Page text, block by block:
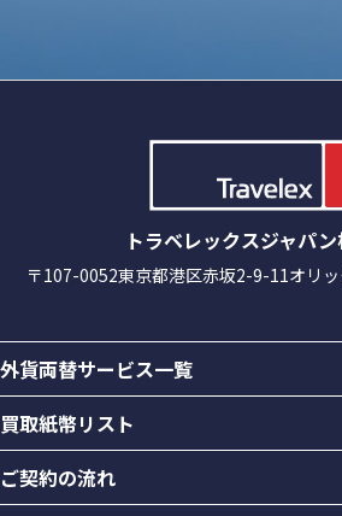
トラベレックスジャパ
〒107-0052東京都港区赤坂2-9-11オリ
外貨両替サービス一覧
買取紙幣リスト
ご契約の流れ